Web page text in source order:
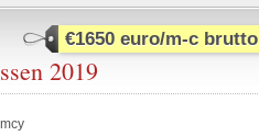
€1650 euro/m-c brutto
2019